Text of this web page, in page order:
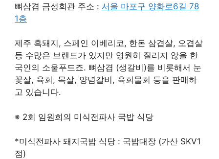
뼈삼겹 금성회관 주소 : 서울 마포구 양화로6길 78
1층
제주 흑돼지, 스페인 이베리코, 한돈 삼겹살, 오겹살
등 수많은 브랜드가 있지만 영원히 질리지 않을 한
국인의 소울푸드죠. 뼈삼겹 (생갈비)를 비롯해서 눈
꽃살, 육회, 목살, 양념갈비, 육회물회 등을 판매하
고 있습니다.
※ 2회 임원희의 미식전파사 국밥 식당
*미식전파사 돼지국밥 식당 : 국밥대장 (가산 SKV1
점)